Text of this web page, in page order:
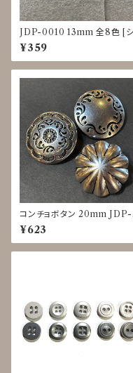
JDP-0010 13mm 全8色 [
ル調][裏足ボタン][ブラウス]
¥359
コンチョボタン 20mm
016
¥623